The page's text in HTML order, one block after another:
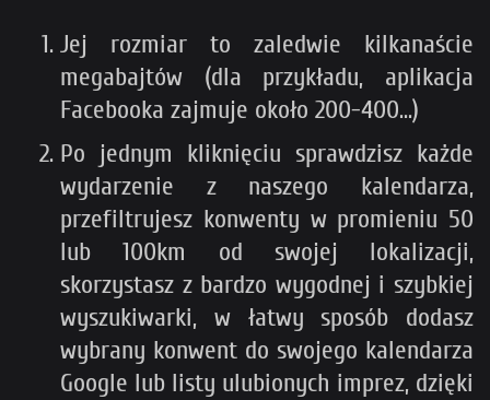
Jej rozmiar to zaledwie kilkanaście
megabajtów (dla przykładu, aplikacja
Facebooka zajmuje około 200-400...)
Po jednym kliknięciu sprawdzisz każde
wydarzenie z naszego kalendarza,
przefiltrujesz konwenty w promieniu 50
lub 100km od swojej lokalizacji,
skorzystasz z bardzo wygodnej i szybkiej
wyszukiwarki, w łatwy sposób dodasz
wybrany konwent do swojego kalendarza
Google lub listy ulubionych imprez, dzięki